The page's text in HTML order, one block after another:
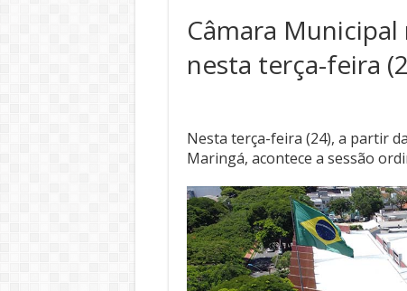
Câmara
nesta terça-feira
Nesta terça-feira (24), a partir
Maringá, acontece a sessão